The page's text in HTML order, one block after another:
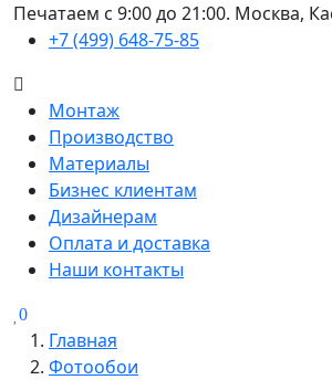
Печатаем с 9:00 до 21:00. Москва,
+7 (499) 648-75-85
Монтаж
Производство
Материалы
Бизнес клиентам
Дизайнерам
Оплата и доставка
Наши контакты
0
Главная
Фотообои